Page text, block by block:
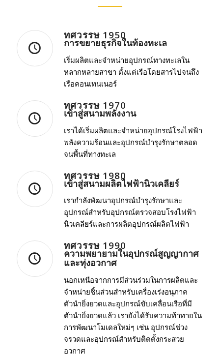
ทศวรรษ 1950
การขยายธุรกิจในท้องทะเล
เริ่มผลิตและจำหน่ายอุปกรณ์ทางทะเลใน
หลากหลายสาขา ตั้งแต่เรือโดยสารไปจนถึง
เรือคอนเทนเนอร์
ทศวรรษ 1970
เข้าสู่สนามพลังงาน
เราได้เริ่มผลิตและจำหน่ายอุปกรณ์โรงไฟฟ้า
พลังความร้อนและอุปกรณ์บำรุงรักษาตลอด
จนพื้นที่ทางทะเล
ทศวรรษ 1980
เข้าสู่สนามผลิตไฟฟ้านิวเคลียร์
เรากำลังพัฒนาอุปกรณ์บำรุงรักษาและ
อุปกรณ์สำหรับอุปกรณ์ตรวจสอบโรงไฟฟ้า
นิวเคลียร์และการผลิตอุปกรณ์ผลิตไฟฟ้า
ทศวรรษ 1990
ความพยายามในอุปกรณ์สูญญากาศ
และทุ่งอวกาศ
นอกเหนือจากการมีส่วนร่วมในการผลิตและ
จำหน่ายชิ้นส่วนสำหรับเครื่องเร่งอนุภาค
ตัวนำยิ่งยวดและอุปกรณ์ขับเคลื่อนเรือที่มี
ตัวนำยิ่งยวดแล้ว เรายังได้รับความท้าทายใน
การพัฒนาโมเดลใหม่ๆ เช่น อุปกรณ์ช่วง
จรวดและอุปกรณ์สำหรับติดตั้งกระสวย
อวกาศ